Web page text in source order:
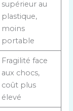
supérieur au
plastique,
moins
portable
Fragilité face
aux chocs,
coût plus
élevé